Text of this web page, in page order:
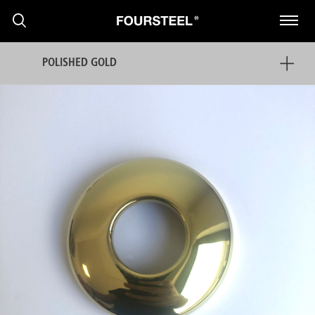
POLISHED GOLD
PRODUTOS
PROJECTOS
PRESS
NOTÍCIAS